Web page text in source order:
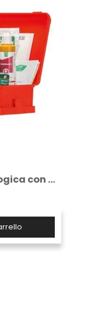
Pacco reintegro per 3 o piu' lavoratori